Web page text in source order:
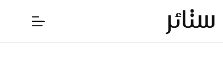
إلى
المحتوى